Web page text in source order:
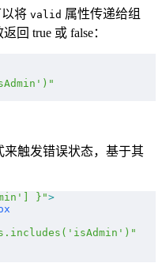
将 valid 属性传递给组
回 true 或 false：
来触发错误状态，基于其
}">